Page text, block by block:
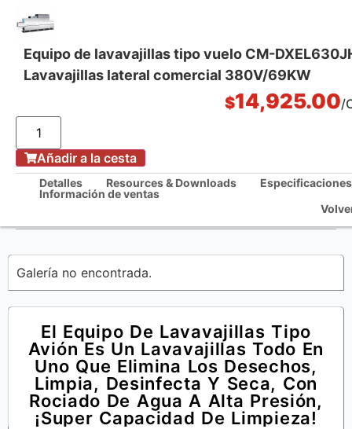
Casa
/
Equipo de lavavajillas tipo vuelo CM-DXEL630JHH Lavavajillas lateral
Galería no encontrada.
El Equipo De Lavavajillas Tipo
Avión Es Un Lavavajillas Todo En
Uno Que Elimina Los Desechos,
Limpia, Desinfecta Y Seca, Con
Rociado De Agua A Alta Presión,
¡super Capacidad De Limpieza!
Equipo de lavavajillas tipo vuelo CM-
Lavavajillas lateral comercial 380V/69KW
$14,925.00/
Añadir a la cesta
Detalles Resources & Downloads
Especificaciones
Información de ventas